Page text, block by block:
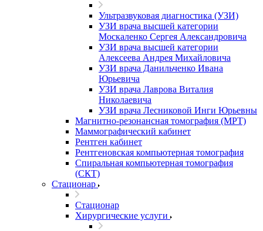
Ультразвуковая диагностика (УЗИ)
УЗИ врача высшей категории
Москаленко Сергея Александровича
УЗИ врача высшей категории
Алексеева Андрея Михайловича
УЗИ врача Данильченко Ивана
Юрьевича
УЗИ врача Лаврова Виталия
Николаевича
УЗИ врача Лесниковой Инги Юрьевны
Магнитно-резонансная томография (МРТ)
Маммографический кабинет
Рентген кабинет
Рентгеновская компьютерная томография
Спиральная компьютерная томография
(СКТ)
Стационар
Стационар
Хирургические услуги